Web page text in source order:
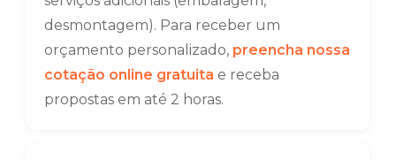
desmontagem). Para receber um
orçamento personalizado, preencha nossa
cotação online gratuita e receba
propostas em até 2 horas.